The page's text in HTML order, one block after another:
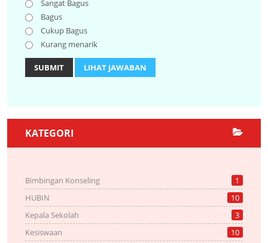
Sangat Bagus
Bagus
Cukup Bagus
Kurang menarik
SUBMIT LIHAT JAWABAN
KATEGORI
Bimbingan Konseling
1
HUBIN
10
Kepala Sekolah
3
Kesiswaan
10